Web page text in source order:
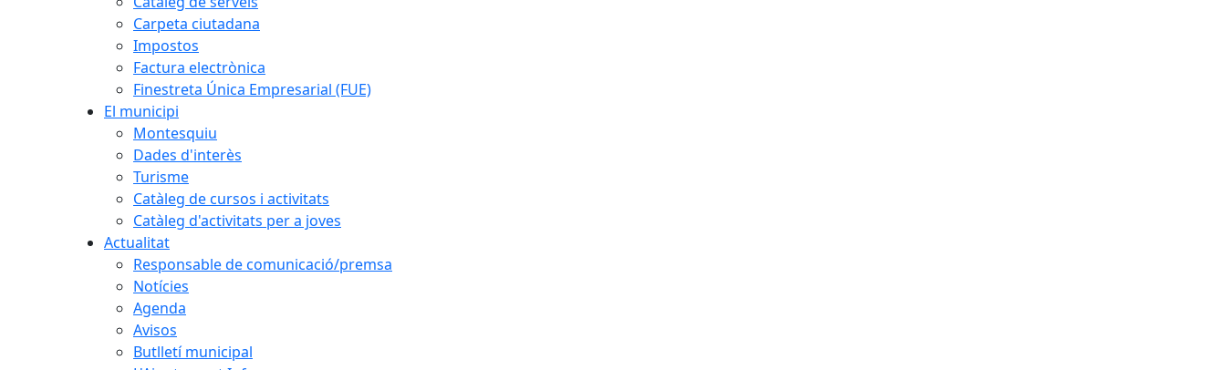
Carpeta ciutadana
Impostos
Factura electrònica
Finestreta Única Empresarial (FUE)
El municipi
Montesquiu
Dades d'interès
Turisme
Catàleg de cursos i activitats
Catàleg d'activitats per a joves
Actualitat
Responsable de comunicació/premsa
Notícies
Agenda
Avisos
Butlletí municipal